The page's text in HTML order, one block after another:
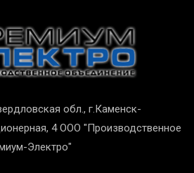
обл., г.Каменск-
4 ООО "Производственное
Электро"